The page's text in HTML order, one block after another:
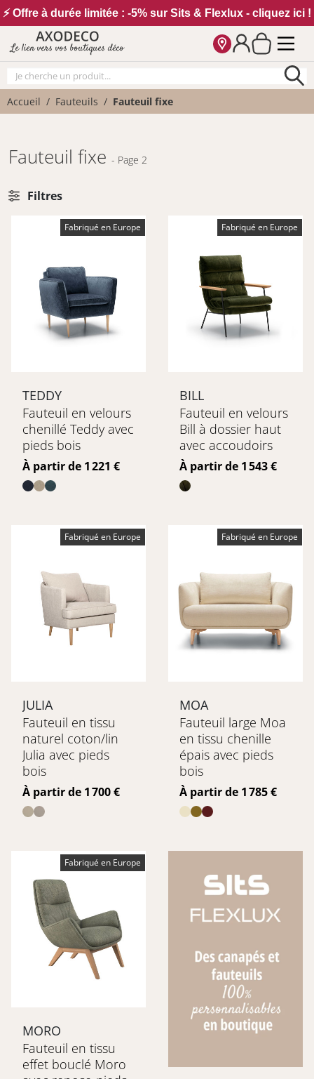
⚡ Offre à durée limitée : -5% sur Sits & Flexlux - cliquez ici !
Le lien vers vos boutiques déco
Accueil Fauteuils Fauteuil fixe
Fauteuil fixe - Page 2
Filtres
Fabriqué en Europe
TEDDY
Fauteuil en velours
chenillé Teddy avec
pieds bois
Prix
À partir de 1 221 €
Fabriqué en Europe
BILL
Fauteuil en velours
Bill à dossier haut
avec accoudoirs
Prix
À partir de 1 543 €
Fabriqué en Europe
JULIA
Fauteuil en tissu
naturel coton/lin
Julia avec pieds
bois
Prix
À partir de 1 700 €
Fabriqué en Europe
MOA
Fauteuil large Moa
en tissu chenille
épais avec pieds
bois
Prix
À partir de 1 785 €
Fabriqué en Europe
MORO
Fauteuil en tissu
effet bouclé Moro
Vos paramètres cookies